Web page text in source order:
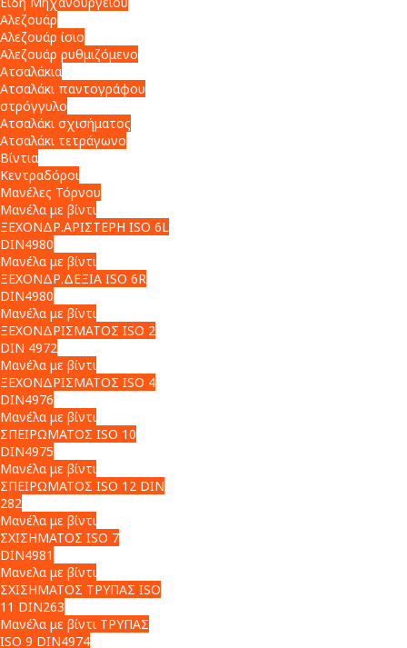
Αλεζουάρ
Αλεζουάρ ίσιο
Αλεζουάρ ρυθμιζόμενο
Ατσαλάκια
Ατσαλάκι παντογράφου
στρόγγυλο
Ατσαλάκι σχισήματος
Ατσαλάκι τετράγωνο
Βίντια
Κεντραδόροι
Μανέλες Τόρνου
Μανέλα με βίντι
ΞΕΧΟΝΔΡ.ΑΡΙΣΤΕΡΗ ISO 6L
DIN4980
Μανέλα με βίντι
ΞΕΧΟΝΔΡ.ΔΕΞΙΑ ISO 6R
DIN4980
Μανέλα με βίντι
ΞΕΧΟΝΔΡΙΣΜΑΤΟΣ ISO 2
DIN 4972
Μανέλα με βίντι
ΞΕΧΟΝΔΡΙΣΜΑΤΟΣ ISO 4
DIN4976
Μανέλα με βίντι
ΣΠΕΙΡΩΜΑΤΟΣ ISO 10
DIN4975
Μανέλα με βίντι
ΣΠΕΙΡΩΜΑΤΟΣ ISO 12 DIN
282
Μανέλα με βίντι
ΣΧΙΣΗΜΑΤΟΣ ISO 7
DIN4981
Μανελα με βίντι
ΣΧΙΣΗΜΑΤΟΣ ΤΡΥΠΑΣ ISO
11 DIN263
Μανέλα με βίντι ΤΡΥΠΑΣ
ISO 9 DIN4974